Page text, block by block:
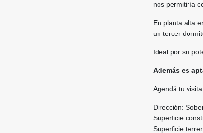
nos permitiría
En planta alta
un tercer
Ideal por su
Además es
Agendá tu visita!
Dirección:
Superficie
Superficie